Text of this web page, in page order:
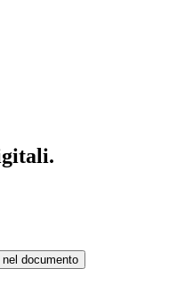
nel documento